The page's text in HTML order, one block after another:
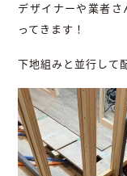
デザイナーや業者
ってきます！
下地組みと並行して